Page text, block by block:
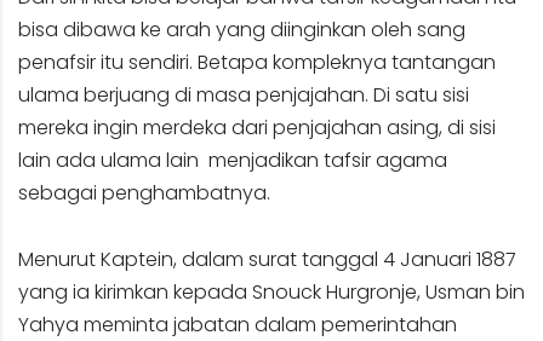
bisa dibawa ke arah yang diinginkan oleh sang
penafsir itu sendiri. Betapa kompleknya tantangan
ulama berjuang di masa penjajahan. Di satu sisi
mereka ingin merdeka dari penjajahan asing, di sisi
lain ada ulama lain menjadikan tafsir agama
sebagai penghambatnya.
Menurut Kaptein, dalam surat tanggal 4 Januari 1887
yang ia kirimkan kepada Snouck Hurgronje, Usman bin
Yahya meminta jabatan dalam pemerintahan